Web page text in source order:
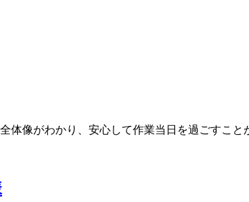
像がわかり、安心して作業当日を過ごすこと